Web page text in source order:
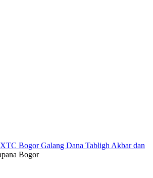
Bogor Galang Dana Tabligh Akbar dan
Bogor